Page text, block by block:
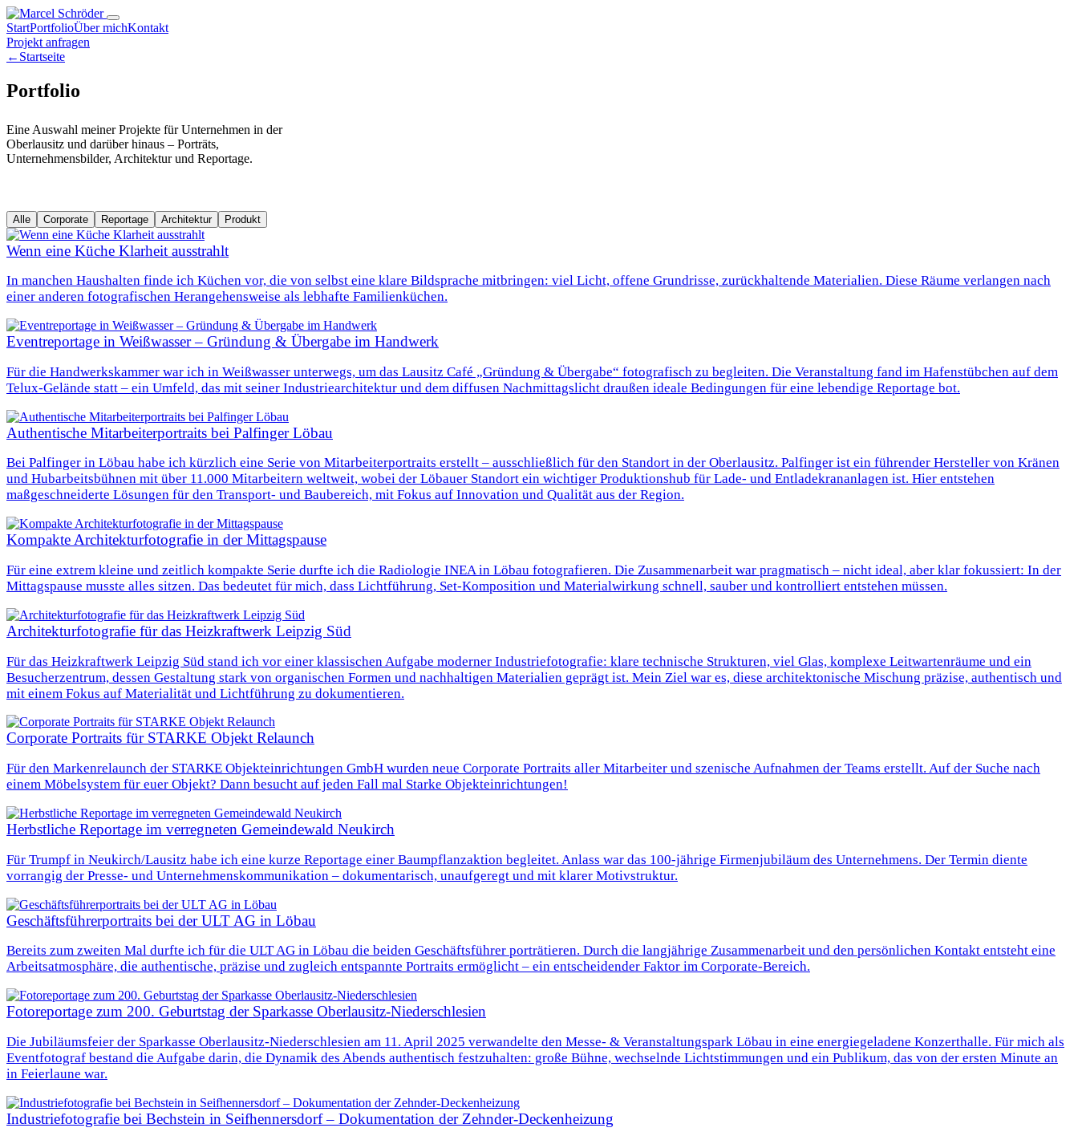
StartPortfolioÜber michKontakt
Projekt anfragen
← Startseite
Portfolio
Eine Auswahl meiner Projekte für Unternehmen in der
Oberlausitz und darüber hinaus – Porträts,
Unternehmensbilder, Architektur und Reportage.
Alle Corporate Reportage Architektur Produkt
Wenn eine Küche Klarheit ausstrahlt
In manchen Haushalten finde ich Küchen vor, die von selbst eine klare Bildsprache mitbringen: viel Licht, offene Grundrisse, zurückhaltende Materialien. Diese Räume verlangen nach
einer anderen fotografischen Herangehensweise als lebhafte Familienküchen.
Eventreportage in Weißwasser – Gründung & Übergabe im Handwerk
Für die Handwerkskammer war ich in Weißwasser unterwegs, um das Lausitz Café „Gründung & Übergabe“ fotografisch zu begleiten. Die Veranstaltung fand im Hafenstübchen auf dem
Telux-Gelände statt – ein Umfeld, das mit seiner Industriearchitektur und dem diffusen Nachmittagslicht draußen ideale Bedingungen für eine lebendige Reportage bot.
Authentische Mitarbeiterportraits bei Palfinger Löbau
Bei Palfinger in Löbau habe ich kürzlich eine Serie von Mitarbeiterportraits erstellt – ausschließlich für den Standort in der Oberlausitz. Palfinger ist ein führender Hersteller von Kränen
und Hubarbeitsbühnen mit über 11.000 Mitarbeitern weltweit, wobei der Löbauer Standort ein wichtiger Produktionshub für Lade- und Entladekrananlagen ist. Hier entstehen
maßgeschneiderte Lösungen für den Transport- und Baubereich, mit Fokus auf Innovation und Qualität aus der Region.
Kompakte Architekturfotografie in der Mittagspause
Für eine extrem kleine und zeitlich kompakte Serie durfte ich die Radiologie INEA in Löbau fotografieren. Die Zusammenarbeit war pragmatisch – nicht ideal, aber klar fokussiert: In der
Mittagspause musste alles sitzen. Das bedeutet für mich, dass Lichtführung, Set-Komposition und Materialwirkung schnell, sauber und kontrolliert entstehen müssen.
Architekturfotografie für das Heizkraftwerk Leipzig Süd
Für das Heizkraftwerk Leipzig Süd stand ich vor einer klassischen Aufgabe moderner Industriefotografie: klare technische Strukturen, viel Glas, komplexe Leitwartenräume und ein
Besucherzentrum, dessen Gestaltung stark von organischen Formen und nachhaltigen Materialien geprägt ist. Mein Ziel war es, diese architektonische Mischung präzise, authentisch und
mit einem Fokus auf Materialität und Lichtführung zu dokumentieren.
Corporate Portraits für STARKE Objekt Relaunch
Für den Markenrelaunch der STARKE Objekteinrichtungen GmbH wurden neue Corporate Portraits aller Mitarbeiter und szenische Aufnahmen der Teams erstellt. Auf der Suche nach
einem Möbelsystem für euer Objekt? Dann besucht auf jeden Fall mal Starke Objekteinrichtungen!
Herbstliche Reportage im verregneten Gemeindewald Neukirch
Für Trumpf in Neukirch/Lausitz habe ich eine kurze Reportage einer Baumpflanzaktion begleitet. Anlass war das 100‑jährige Firmenjubiläum des Unternehmens. Der Termin diente
vorrangig der Presse- und Unternehmenskommunikation – dokumentarisch, unaufgeregt und mit klarer Motivstruktur.
Geschäftsführerportraits bei der ULT AG in Löbau
Bereits zum zweiten Mal durfte ich für die ULT AG in Löbau die beiden Geschäftsführer porträtieren. Durch die langjährige Zusammenarbeit und den persönlichen Kontakt entsteht eine
Arbeitsatmosphäre, die authentische, präzise und zugleich entspannte Portraits ermöglicht – ein entscheidender Faktor im Corporate-Bereich.
Fotoreportage zum 200. Geburtstag der Sparkasse Oberlausitz-Niederschlesien
Die Jubiläumsfeier der Sparkasse Oberlausitz-Niederschlesien am 11. April 2025 verwandelte den Messe- & Veranstaltungspark Löbau in eine energiegeladene Konzerthalle. Für mich als
Eventfotograf bestand die Aufgabe darin, die Dynamik des Abends authentisch festzuhalten: große Bühne, wechselnde Lichtstimmungen und ein Publikum, das von der ersten Minute an
in Feierlaune war.
Industriefotografie bei Bechstein in Seifhennersdorf – Dokumentation der Zehnder‑Deckenheizung